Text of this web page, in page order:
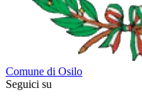
Comune di Osilo
Seguici su